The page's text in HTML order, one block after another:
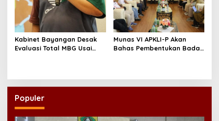
Kabinet Bayangan Desak
Evaluasi Total MBG Usai
Munas VI APKLI-P Akan
Bahas Pembentukan Badan
Populer